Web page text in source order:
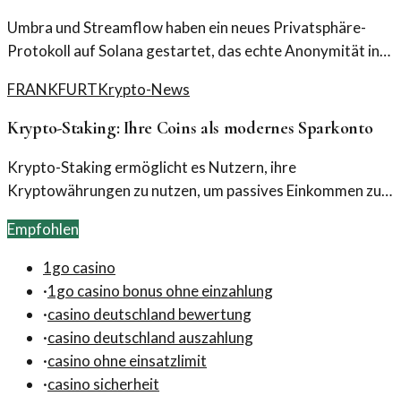
Umbra und Streamflow haben ein neues Privatsphäre-
Protokoll auf Solana gestartet, das echte Anonymität in
sicher ist diese Lösung wirklich?
FRANKFURTKrypto-News
Krypto-Staking: Ihre Coins als modernes Sparkonto
Krypto-Staking ermöglicht es Nutzern, ihre
Kryptowährungen zu nutzen, um passives Einkommen zu
erzielen können.
Empfohlen
1go casino
·1go casino bonus ohne einzahlung
·casino deutschland bewertung
·casino deutschland auszahlung
·casino ohne einsatzlimit
·casino sicherheit